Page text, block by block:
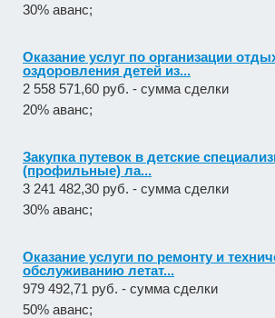
30% аванс;
Оказание услуг по организации
оздоровления детей из...
2 558 571,60 руб. - сумма сделки
20% аванс;
Закупка путевок в детские
(профильные) ла...
3 241 482,30 руб. - сумма сделки
30% аванс;
Оказание услуги по ремонту и
обслуживанию летат...
979 492,71 руб. - сумма сделки
50% аванс;